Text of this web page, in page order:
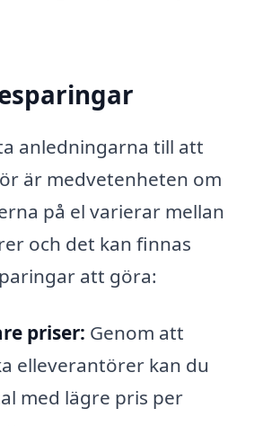
anledningarna till att
är medvetenheten om
på el varierar mellan
och det kan finnas
att göra:
priser: Genom att
elleverantörer kan du
med lägre pris per